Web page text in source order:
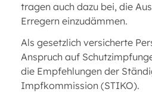
tragen auch dazu bei, die
Erregern einzudämmen.
Als gesetzlich versicherte
Anspruch auf
die Empfehlungen der
Impfkommission (STIKO).